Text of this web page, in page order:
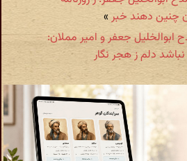
چنین دهند خبر »
در مدح ابوالخلیل جعفر و امیر مملان:
نباشد دلم ز هجر نگار